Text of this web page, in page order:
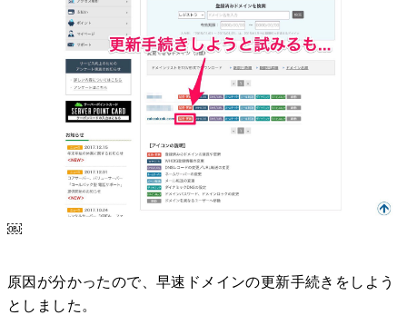
￼
原因が分かったので、早速ドメインの更新手続きをしよう
としました。